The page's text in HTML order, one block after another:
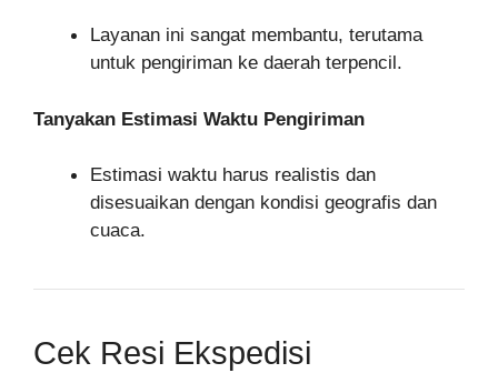
Layanan ini sangat membantu, terutama
untuk pengiriman ke daerah terpencil.
Tanyakan Estimasi Waktu Pengiriman
Estimasi waktu harus realistis dan
disesuaikan dengan kondisi geografis dan
cuaca.
Cek Resi Ekspedisi